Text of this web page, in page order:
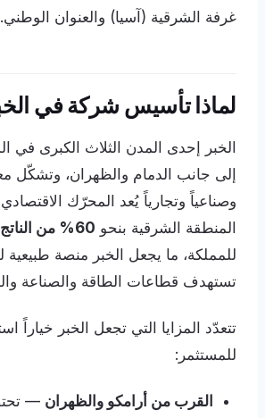
غرفة الشرقية (آسيا) والعنوان الوطني.
لماذا تأسيس شركة في
الخبر إحدى المدن الثلاث الكبرى في
إلى جانب الدمام والظهران، وتشكّل
وصناعياً وتجارياً يُعد المحرّك
المنطقة الشرقية بنحو 60% من الناتج المحلي الصناعي
للمملكة، ما يجعل الخبر منصة طبيعية
تستهدف قطاعات الطاقة والصناعة
تتعدّد المزايا التي تجعل الخبر خياراً
للمستثمر:
القرب من أرامكو والظهران —